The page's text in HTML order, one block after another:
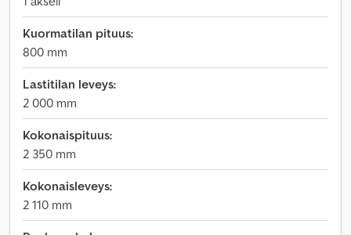
Kuormatilan pituus:
800 mm
Lastitilan leveys:
2 000 mm
Kokonaispituus:
2 350 mm
Kokonaisleveys:
2 110 mm